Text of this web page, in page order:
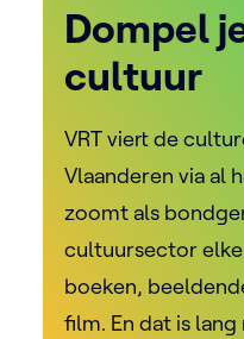
Dompel
cultuur
VRT viert de
Vlaanderen via al
zoomt als
cultuursector
boeken,
film. En dat is